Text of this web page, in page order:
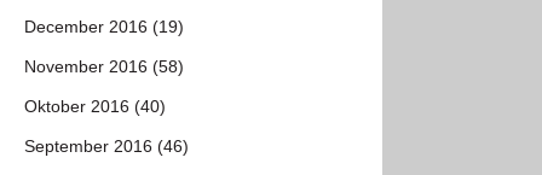
December 2016 (19)
November 2016 (58)
Oktober 2016 (40)
September 2016 (46)